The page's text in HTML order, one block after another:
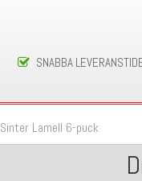
SNABBA
Sinter Lamell 6-puck